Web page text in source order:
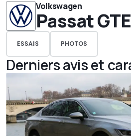
Volkswagen
Passat GTE
ESSAIS PHOTOS
Derniers avis et